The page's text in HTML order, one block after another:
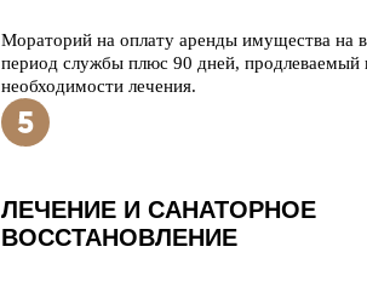
Мораторий на оплату аренды имущества на
период службы плюс 90 дней, продлеваемый
необходимости лечения.
ЛЕЧЕНИЕ И САНАТОРНОЕ
ВОССТАНОВЛЕНИЕ